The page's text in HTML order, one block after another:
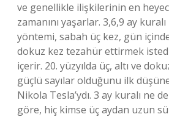
ve genellikle ilişkilerinin en
zamanını yaşarlar. 3,6,9 ay
yöntemi, sabah üç kez, gün
dokuz kez tezahür ettirmek
içerir. 20. yüzyılda üç, altı ve
güçlü sayılar olduğunu ilk
Nikola Tesla’ydı. 3 ay kuralı ne
göre, hiç kimse üç aydan uzun